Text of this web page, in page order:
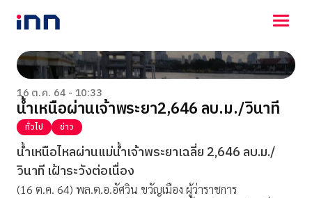
NEWS
ENTERTAINMENT
LIFESTYLE
HOROSCOPE
LOTTERY
VIDEO
ร่วมด้วยช่วยกัน
16 ต.ค. 64 - 10:33
น้ำเหนือผ่านเจ้าพระยา2,646 ลบ.ม./วินาที
ทั่วไป ข่าว
น้ำเหนือไหลผ่านแม่น้ำเจ้าพระยาเฉลี่ย 2,646 ลบ.ม./
วินาที เฝ้าระวังต่อเนื่อง
(16 ต.ค. 64) พล.ต.อ.อัศวิน ขวัญเมือง ผู้ว่าราชการ